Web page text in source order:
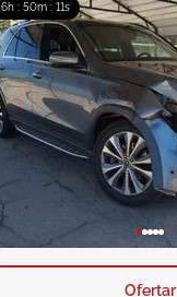
6h : 50m : 10s
Ofertar